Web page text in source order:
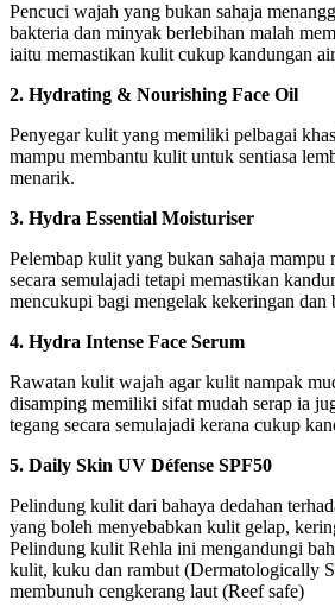
Pencuci wajah yang bukan sahaja
bakteria dan minyak berlebihan malah
iaitu memastikan kulit cukup kandungan
2. Hydrating & Nourishing Face Oil
Penyegar kulit yang memiliki pelbagai
mampu membantu kulit untuk sentiasa
menarik.
3. Hydra Essential Moisturiser
Pelembap kulit yang bukan sahaja mampu
secara semulajadi tetapi memastikan
mencukupi bagi mengelak kekeringan dan
4. Hydra Intense Face Serum
Rawatan kulit wajah agar kulit nampak
disamping memiliki sifat mudah serap ia
tegang secara semulajadi kerana cukup
5. Daily Skin UV Défense SPF50
Pelindung kulit dari bahaya dedahan
yang boleh menyebabkan kulit gelap,
Pelindung kulit Rehla ini mengandungi
kulit, kuku dan rambut (Dermatologically
membunuh cengkerang laut (Reef safe)